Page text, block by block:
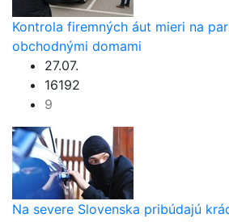
Kontrola firemných áut mieri na
obchodnými domami
27.07.
16192
9
Na severe Slovenska pribúdajú